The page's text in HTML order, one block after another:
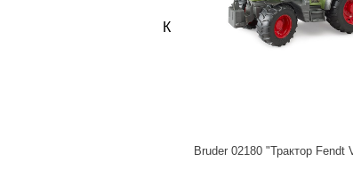
Каждый донор яйцеклетки
Bruder 02180 "Трактор Fendt